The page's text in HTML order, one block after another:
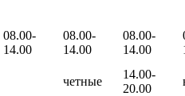
08.00-
14.00
08.00-
14.00
08.00-
14.00
четные
14.00-
20.00